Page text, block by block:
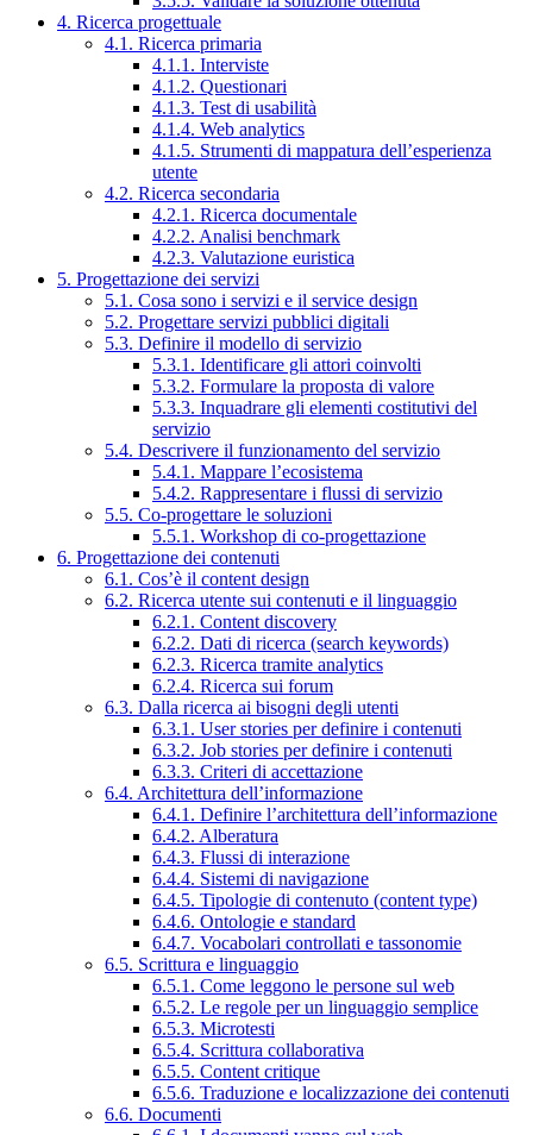
4. Ricerca progettuale
4.1. Ricerca primaria
4.1.1. Interviste
4.1.2. Questionari
4.1.3. Test di usabilità
4.1.4. Web analytics
4.1.5. Strumenti di mappatura dell’esperienza
utente
4.2. Ricerca secondaria
4.2.1. Ricerca documentale
4.2.2. Analisi benchmark
4.2.3. Valutazione euristica
5. Progettazione dei servizi
5.1. Cosa sono i servizi e il service design
5.2. Progettare servizi pubblici digitali
5.3. Definire il modello di servizio
5.3.1. Identificare gli attori coinvolti
5.3.2. Formulare la proposta di valore
5.3.3. Inquadrare gli elementi costitutivi del
servizio
5.4. Descrivere il funzionamento del servizio
5.4.1. Mappare l’ecosistema
5.4.2. Rappresentare i flussi di servizio
5.5. Co-progettare le soluzioni
5.5.1. Workshop di co-progettazione
6. Progettazione dei contenuti
6.1. Cos’è il content design
6.2. Ricerca utente sui contenuti e il linguaggio
6.2.1. Content discovery
6.2.2. Dati di ricerca (search keywords)
6.2.3. Ricerca tramite analytics
6.2.4. Ricerca sui forum
6.3. Dalla ricerca ai bisogni degli utenti
6.3.1. User stories per definire i contenuti
6.3.2. Job stories per definire i contenuti
6.3.3. Criteri di accettazione
6.4. Architettura dell’informazione
6.4.1. Definire l’architettura dell’informazione
6.4.2. Alberatura
6.4.3. Flussi di interazione
6.4.4. Sistemi di navigazione
6.4.5. Tipologie di contenuto (content type)
6.4.6. Ontologie e standard
6.4.7. Vocabolari controllati e tassonomie
6.5. Scrittura e linguaggio
6.5.1. Come leggono le persone sul web
6.5.2. Le regole per un linguaggio semplice
6.5.3. Microtesti
6.5.4. Scrittura collaborativa
6.5.5. Content critique
6.5.6. Traduzione e localizzazione dei contenuti
6.6. Documenti